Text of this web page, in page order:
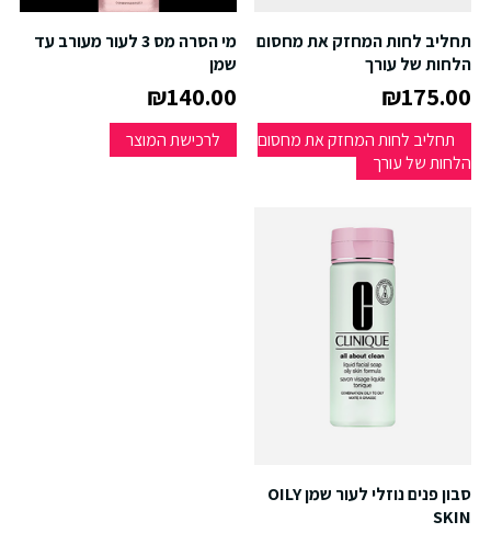
תחליב לחות המחזק את מחסום
הלחות של עורך
₪175.00
תחליב לחות המחזק את מחסום
הלחות של עורך
מי הסרה מס 3 לעור מעורב עד
שמן
₪140.00
לרכישת המוצר
סבון פנים נוזלי לעור שמן OILY
SKIN